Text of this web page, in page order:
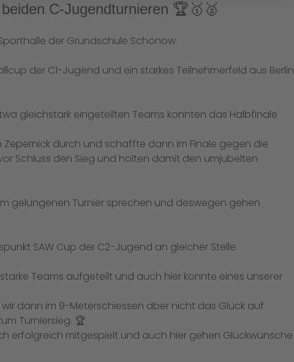
C-Jugendturnieren 🏆🥇🥈
der Grundschule Schönow.
der C1-Jugend und ein starkes Teilnehmerfeld aus Berlin
gleichstark eingeteilten Teams konnten das Halbfinale
durch und schaffte dann im Finale gegen die
Schluss den Sieg und holten damit den umjubelten
gelungenen Turnier sprechen und deswegen gehen
SAW Cup der C2-Jugend an gleicher Stelle
Teams aufgeteilt und auch hier konnte eines unserer
dann im 9-Meterschiessen aber nicht das Glück auf
Turniersieg. 🏆
erfolgreich mitgespielt und auch hier gehen Glückwünsche